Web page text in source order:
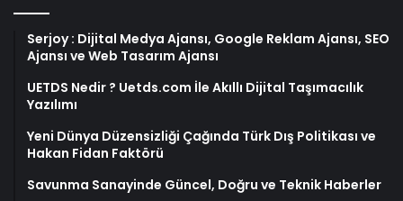
Serjoy : Dijital Medya Ajansı, Google Reklam Ajansı, SEO
Ajansı ve Web Tasarım Ajansı
UETDS Nedir ? Uetds.com İle Akıllı Dijital Taşımacılık
Yazılımı
Yeni Dünya Düzensizliği Çağında Türk Dış Politikası ve
Hakan Fidan Faktörü
Savunma Sanayinde Güncel, Doğru ve Teknik Haberler